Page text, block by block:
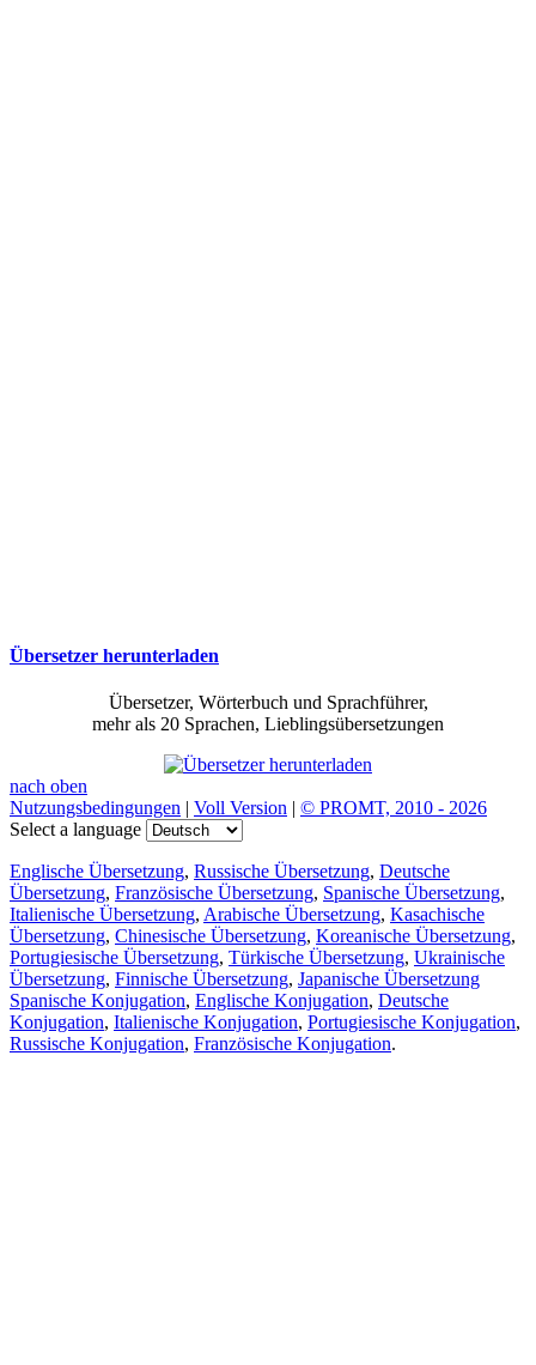
Übersetzer herunterladen
Übersetzer, Wörterbuch und Sprachführer,
mehr als 20 Sprachen, Lieblingsübersetzungen
nach oben
Nutzungsbedingungen | Voll Version | © PROMT, 2010 - 2026
Select a language
Englische Übersetzung, Russische Übersetzung, Deutsche
Übersetzung, Französische Übersetzung, Spanische Übersetzung,
Italienische Übersetzung, Arabische Übersetzung, Kasachische
Übersetzung, Chinesische Übersetzung, Koreanische Übersetzung,
Portugiesische Übersetzung, Türkische Übersetzung, Ukrainische
Übersetzung, Finnische Übersetzung, Japanische Übersetzung
Spanische Konjugation, Englische Konjugation, Deutsche
Konjugation, Italienische Konjugation, Portugiesische Konjugation,
Russische Konjugation, Französische Konjugation.